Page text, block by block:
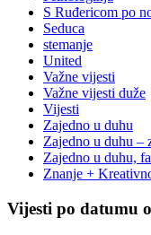
S Ruđericom po
Seduca
stemanje
United
Važne vijesti
Važne vijesti duže
Vijesti
Zajedno u duhu
Zajedno u duhu –
Zajedno u duhu,
Znanje +
Vijesti po datumu